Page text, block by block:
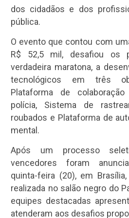
dos cidadãos e dos
pública.
O evento que contou com
R$ 52,5 mil, desafiou os
verdadeira maratona, a
tecnológicos em três
Plataforma de
polícia, Sistema de
roubados e Plataforma de
mental.
Após um processo
vencedores foram
quinta-feira (20), em
realizada no salão negro do
equipes destacadas
atenderam aos desafios